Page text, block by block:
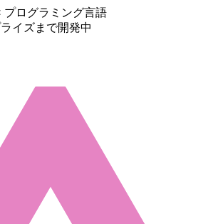
プログラミング言語
イズまで開発中